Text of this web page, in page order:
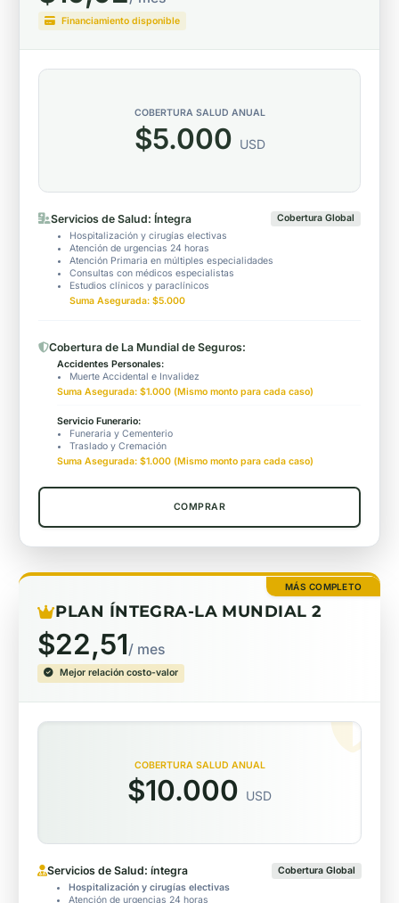
Financiamiento disponible
COBERTURA SALUD ANUAL
$5.000 USD
Servicios de Salud: Íntegra
Cobertura Global
Hospitalización y cirugías electivas
Atención de urgencias 24 horas
Atención Primaria en múltiples especialidades
Consultas con médicos especialistas
Estudios clínicos y paraclínicos
Suma Asegurada: $5.000
Cobertura de La Mundial de Seguros:
Accidentes Personales:
Muerte Accidental e Invalidez
Suma Asegurada: $1.000 (Mismo monto para cada caso)
Servicio Funerario:
Funeraria y Cementerio
Traslado y Cremación
Suma Asegurada: $1.000 (Mismo monto para cada caso)
COMPRAR
MÁS COMPLETO
PLAN ÍNTEGRA-LA MUNDIAL 2
$22,51/ mes
Mejor relación costo-valor
COBERTURA SALUD ANUAL
$10.000 USD
Servicios de Salud: íntegra
Cobertura Global
Hospitalización y cirugías electivas
Atención de urgencias 24 horas